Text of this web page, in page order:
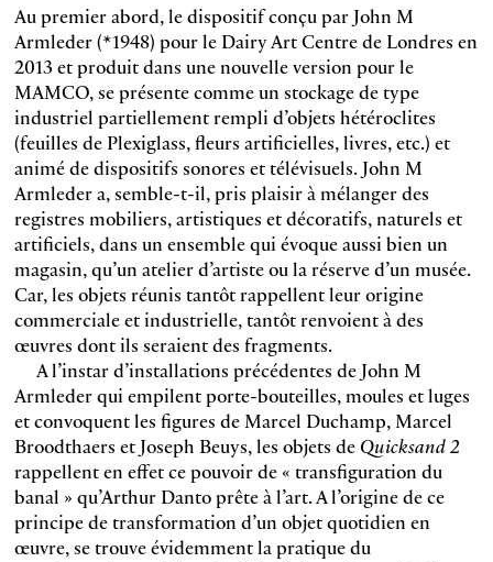
Au premier abord, le dispositif conçu par John M
Armleder (*1948) pour le Dairy Art Centre de Londres en
2013 et produit dans une nouvelle version pour le
MAMCO, se présente comme un stockage de type
industriel partiellement rempli d’objets hétéroclites
(feuilles de Plexiglass, fleurs artificielles, livres, etc.) et
animé de dispositifs sonores et télévisuels. John M
Armleder a, semble-t-il, pris plaisir à mélanger des
registres mobiliers, artistiques et décoratifs, naturels et
artificiels, dans un ensemble qui évoque aussi bien un
magasin, qu’un atelier d’artiste ou la réserve d’un musée.
Car, les objets réunis tantôt rappellent leur origine
commerciale et industrielle, tantôt renvoient à des
œuvres dont ils seraient des fragments.
A l’instar d’installations précédentes de John M
Armleder qui empilent porte-bouteilles, moules et luges
et convoquent les figures de Marcel Duchamp, Marcel
Broodthaers et Joseph Beuys, les objets de Quicksand 2
rappellent en effet ce pouvoir de « transfiguration du
banal » qu’Arthur Danto prête à l’art. A l’origine de ce
principe de transformation d’un objet quotidien en
œuvre, se trouve évidemment la pratique du